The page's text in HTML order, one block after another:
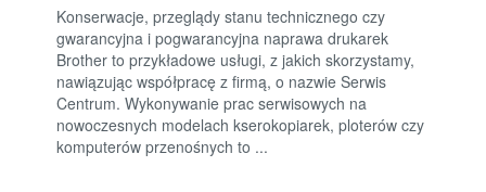
Konserwacje, przeglądy stanu technicznego czy
gwarancyjna i pogwarancyjna naprawa drukarek
Brother to przykładowe usługi, z jakich skorzystamy,
nawiązując współpracę z firmą, o nazwie Serwis
Centrum. Wykonywanie prac serwisowych na
nowoczesnych modelach kserokopiarek, ploterów czy
komputerów przenośnych to ...